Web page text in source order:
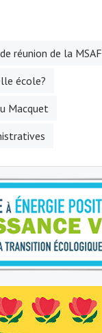
tourisme sportif
fleuri
du village
soleil de satan
réunion de la MSAF
école?
Macquet